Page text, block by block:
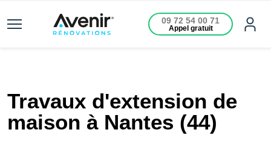
09 72 54 00 71
Appel gratuit
Travaux d'extension de
maison à Nantes (44)